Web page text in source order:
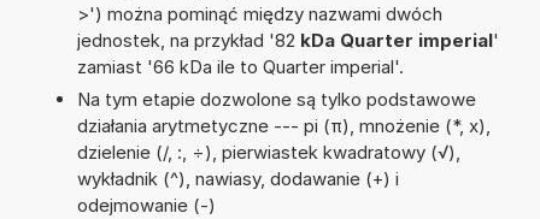
>') można pominąć między nazwami dwóch
jednostek, na przykład '82 kDa Quarter imperial'
zamiast '66 kDa ile to Quarter imperial'.
Na tym etapie dozwolone są tylko podstawowe
działania arytmetyczne --- pi (π), mnożenie (*, x),
dzielenie (/, :, ÷), pierwiastek kwadratowy (√),
wykładnik (^), nawiasy, dodawanie (+) i
odejmowanie (-)